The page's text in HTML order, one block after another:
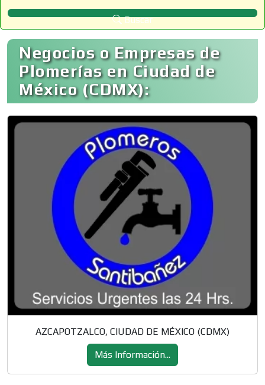
Buscar
Negocios o Empresas de
Plomerías en Ciudad de
México (CDMX):
AZCAPOTZALCO, CIUDAD DE MÉXICO (CDMX)
Más Información...